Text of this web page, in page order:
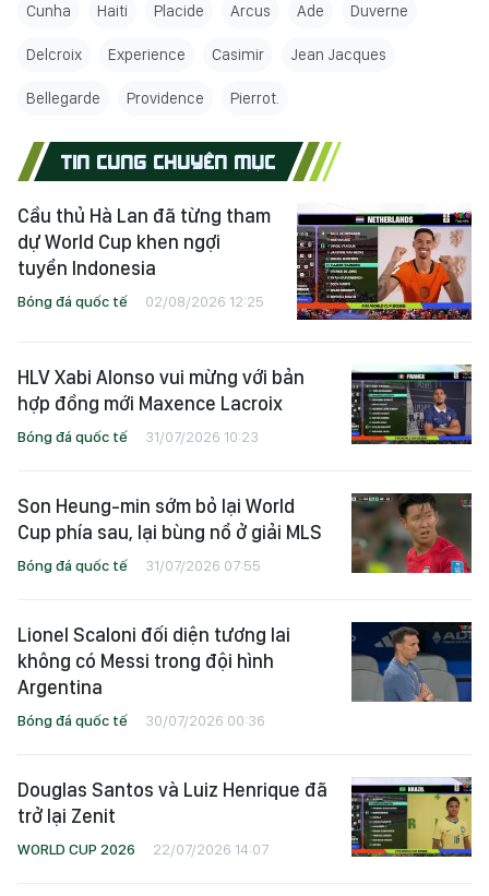
Cunha Haiti Placide Arcus Ade Duverne
Delcroix Experience Casimir Jean Jacques
Bellegarde Providence Pierrot.
TIN CÙNG CHUYÊN MỤC
Cầu thủ Hà Lan đã từng tham
dự World Cup khen ngợi
tuyển Indonesia
Bóng đá quốc tế 02/08/2026 12:25
HLV Xabi Alonso vui mừng với bản
hợp đồng mới Maxence Lacroix
Bóng đá quốc tế 31/07/2026 10:23
Son Heung-min sớm bỏ lại World
Cup phía sau, lại bùng nổ ở giải MLS
Bóng đá quốc tế 31/07/2026 07:55
Lionel Scaloni đối diện tương lai
không có Messi trong đội hình
Argentina
Bóng đá quốc tế 30/07/2026 00:36
Douglas Santos và Luiz Henrique đã
trở lại Zenit
WORLD CUP 2026 22/07/2026 14:07